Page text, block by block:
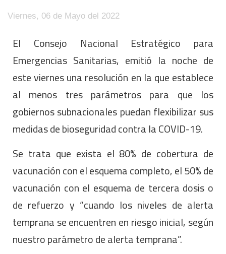
Viernes, 06 de Mayo del 2022
El Consejo Nacional Estratégico para
Emergencias Sanitarias, emitió la noche de
este viernes una resolución en la que establece
al menos tres parámetros para que los
gobiernos subnacionales puedan flexibilizar sus
medidas de bioseguridad contra la COVID-19.
Se trata que exista el 80% de cobertura de
vacunación con el esquema completo, el 50% de
vacunación con el esquema de tercera dosis o
de refuerzo y “cuando los niveles de alerta
temprana se encuentren en riesgo inicial, según
nuestro parámetro de alerta temprana”.